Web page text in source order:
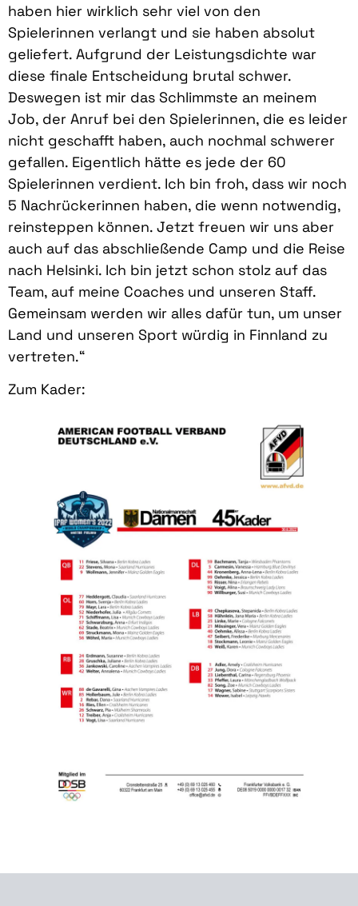
haben hier wirklich sehr viel von den
Spielerinnen verlangt und sie haben absolut
geliefert. Aufgrund der Leistungsdichte war
diese finale Entscheidung brutal schwer.
Deswegen ist mir das Schlimmste an meinem
Job, der Anruf bei den Spielerinnen, die es leider
nicht geschafft haben, auch nochmal schwerer
gefallen. Eigentlich hätte es jede der 60
Spielerinnen verdient. Ich bin froh, dass wir noch
5 Nachrückerinnen haben, die wenn notwendig,
reinsteppen können. Jetzt freuen wir uns aber
auch auf das abschließende Camp und die Reise
nach Helsinki. Ich bin jetzt schon stolz auf das
Team, auf meine Coaches und unseren Staff.
Gemeinsam werden wir alles dafür tun, um unser
Land und unseren Sport würdig in Finnland zu
vertreten.“
Zum Kader: